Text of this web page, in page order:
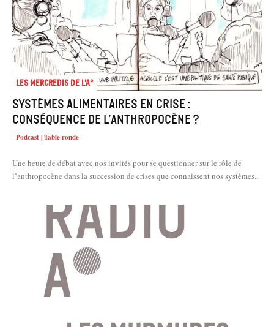
Les mercredis de l'A°
Systèmes alimentaires en crise :
conséquence de l’anthropocène ?
Podcast | Table ronde
Une heure de débat avec nos invités pour se questionner sur le rôle de
l’anthropocène dans la succession de crises que connaissent nos systèmes...